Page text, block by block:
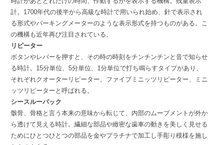
計。1700年代の後半から高級な時計で用いられ始め、針で表示され
る形式やパーキングメーターのような表示形式を持つものがある。こ
の機構も近年再び注目されている。
リピーター
ボタンやレバーを押すと、その時の時刻をチンチンチンと音で知らせ
る時計。15分単位、5分単位、1分単位で打ち鳴らすタイプがあり、
それぞれクオーターリピーター、ファイブミニッツリピーター、ミニ
ッツリピーターと呼ばれる。
シースルーバック
骸骨、骨格と言う本来の意味から転じて、内部のムーブメントが外か
ら透けて見える時計。繊細な部品や緻密な歯車の動きを美しく見せる
ためにひとつひとつの部品を金やプラチナで加工し手彫り模様を施し